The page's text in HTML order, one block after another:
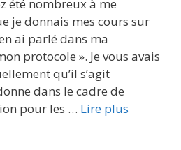
été nombreux à me
je donnais mes cours sur
ai parlé dans ma
protocole ». Je vous avais
qu’il s’agit
dans le cadre de
pour les … Lire plus